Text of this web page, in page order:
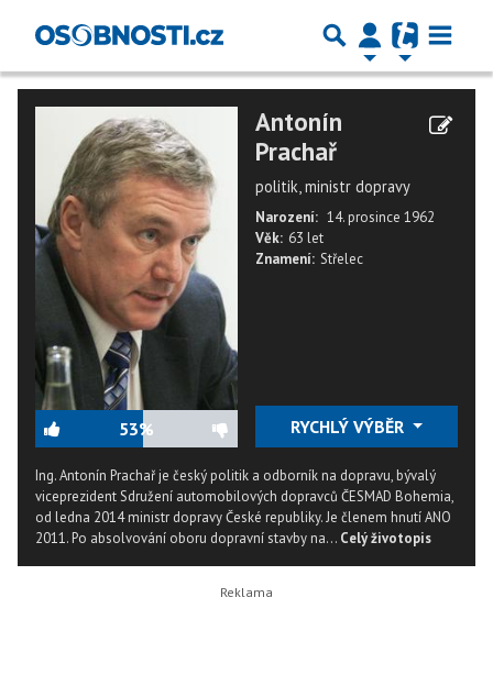
53%
Antonín
Prachař
politik, ministr dopravy
Narození: 14. prosince 1962
Věk: 63 let
Znamení: Střelec
RYCHLÝ VÝBĚR
Ing. Antonín Prachař je český politik a odborník na dopravu, bývalý
viceprezident Sdružení automobilových dopravců ČESMAD Bohemia,
od ledna 2014 ministr dopravy České republiky. Je členem hnutí ANO
2011. Po absolvování oboru dopravní stavby na... Celý životopis